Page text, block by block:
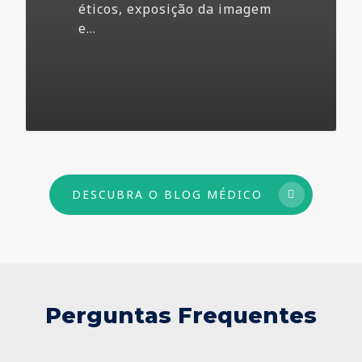
éticos, exposição da imagem
e…
DESCUBRA O BLOG MÉDICO
Perguntas Frequentes